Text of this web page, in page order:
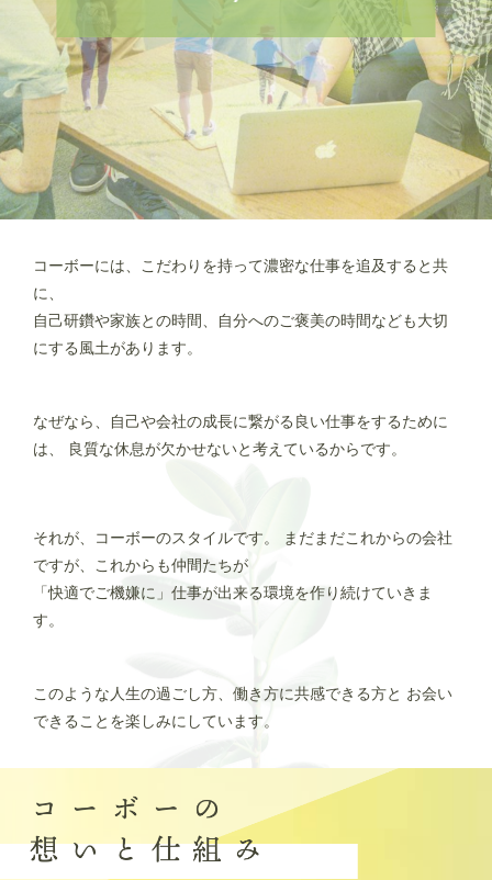
コーボーには、こだわりを持って濃密な仕事を追及すると共
に、
自己研鑽や家族との時間、自分へのご褒美の時間なども大切
にする風土があります。
なぜなら、自己や会社の成長に繋がる良い仕事をするために
は、
良質な休息が欠かせないと考えているからです。
それが、コーボーのスタイルです。
まだまだこれからの会社
ですが、これからも仲間たちが
「快適でご機嫌に」仕事が出来る環境を作り続けていきま
す。
このような人生の過ごし方、働き方に共感できる方と お会い
できることを楽しみにしています。